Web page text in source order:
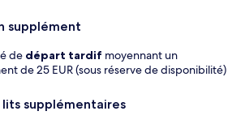
supplément
de départ tardif moyennant un
de 25 EUR (sous réserve de disponibilité)
supplémentaires